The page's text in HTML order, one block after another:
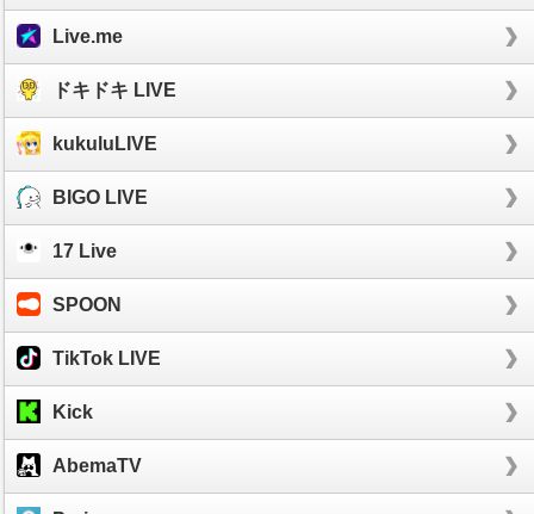
Live.me
ドキドキ LIVE
kukuluLIVE
BIGO LIVE
17 Live
SPOON
TikTok LIVE
Kick
AbemaTV